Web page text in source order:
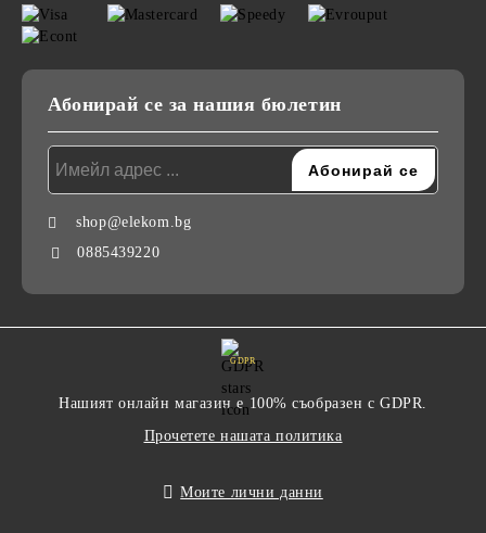
Абонирай се за нашия бюлетин
shop@elekom.bg
0885439220
GDPR
Нашият онлайн магазин е 100% съобразен с GDPR.
Прочетете нашата политика
Моите лични данни